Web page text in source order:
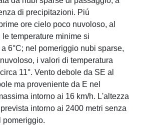
di precipitazioni. Piú
ore cielo poco nuvoloso, al
temperature minime si
6°C; nel pomeriggio nubi sparse,
i valori di temperatura
11°. Vento debole da SE al
ma proveniente da E nel
intorno ai 16 km/h. L'altezza
intorno ai 2400 metri senza
pomeriggio.